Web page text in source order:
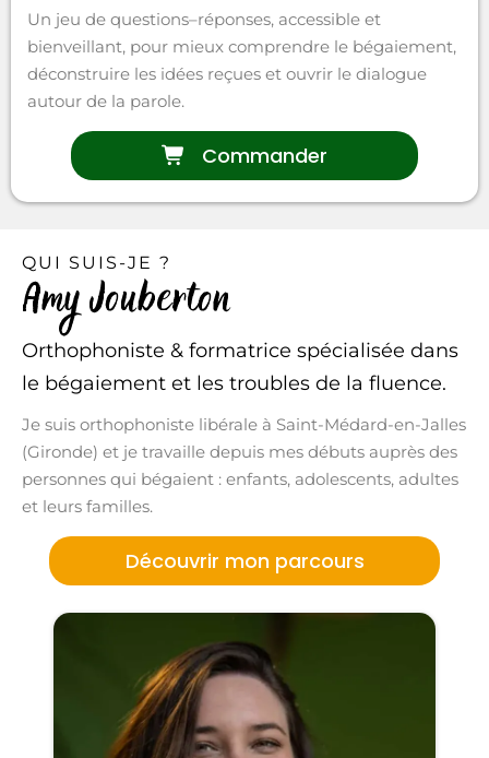
Un jeu de questions–réponses, accessible et
bienveillant, pour mieux comprendre le bégaiement,
déconstruire les idées reçues et ouvrir le dialogue
autour de la parole.
Commander
QUI SUIS-JE ?
Amy Jouberton
Orthophoniste & formatrice spécialisée dans
le bégaiement et les troubles de la fluence.
Je suis orthophoniste libérale à Saint-Médard-en-Jalles
(Gironde) et je travaille depuis mes débuts auprès des
personnes qui bégaient : enfants, adolescents, adultes
et leurs familles.
Découvrir mon parcours